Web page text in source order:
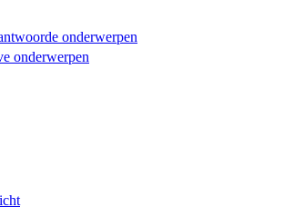
onderwerpen
onderwerpen